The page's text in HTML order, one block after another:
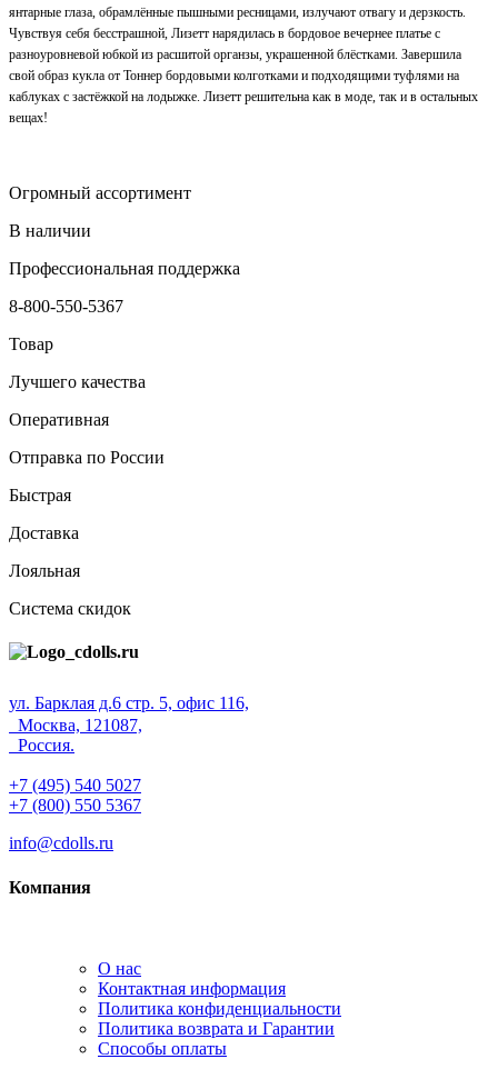
янтарные глаза, обрамлённые пышными ресницами, излучают отвагу и дерзкость.
Чувствуя себя бесстрашной, Лизетт нарядилась в бордовое вечернее платье с
разноуровневой юбкой из расшитой органзы, украшенной блёстками. Завершила
свой образ кукла от Тоннер бордовыми колготками и подходящими туфлями на
каблуках с застёжкой на лодыжке. Лизетт решительна как в моде, так и в остальных
вещах!
Огромный ассортимент
В наличии
Профессиональная поддержка
8-800-550-5367
Товар
Лучшего качества
Оперативная
Отправка по России
Быстрая
Доставка
Лояльная
Система скидок
ул. Барклая д.6 стр. 5, офис 116,
Москва, 121087,
Россия.
+7 (495) 540 5027
+7 (800) 550 5367
info@cdolls.ru
Компания
О нас
Контактная информация
Политика конфиденциальности
Политика возврата и Гарантии
Способы оплаты